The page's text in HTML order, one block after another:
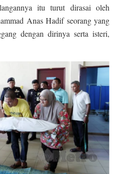
itu turut dirasai oleh
Anas Hadif seorang yang
dengan dirinya serta isteri,